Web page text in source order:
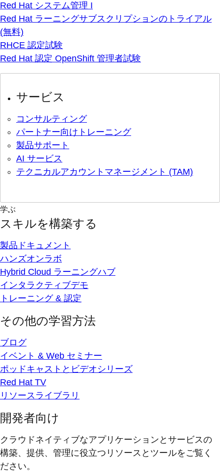
Red Hat システム管理 I
Red Hat ラーニングサブスクリプションのトライアル
(無料)
RHCE 認定試験
Red Hat 認定 OpenShift 管理者試験
サービス
コンサルティング
パートナー向けトレーニング
製品サポート
AI サービス
テクニカルアカウントマネージメント (TAM)
学ぶ
スキルを構築する
製品ドキュメント
ハンズオンラボ
Hybrid Cloud ラーニングハブ
インタラクティブデモ
トレーニング & 認定
その他の学習方法
ブログ
イベント & Web セミナー
ポッドキャストとビデオシリーズ
Red Hat TV
リソースライブラリ
開発者向け
クラウドネイティブなアプリケーションとサービスの
構築、提供、管理に役立つリソースとツールをご覧く
ださい。